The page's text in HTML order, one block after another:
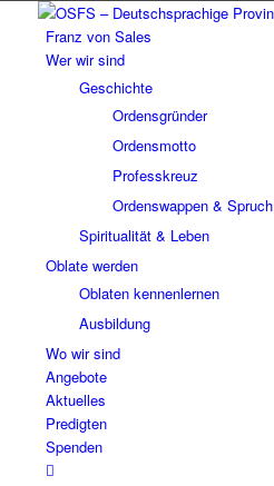
Franz von Sales
Wer wir sind
Geschichte
Ordensgründer
Ordensmotto
Professkreuz
Ordenswappen & Spruch
Spiritualität & Leben
Oblate werden
Oblaten kennenlernen
Ausbildung
Wo wir sind
Angebote
Aktuelles
Predigten
Spenden